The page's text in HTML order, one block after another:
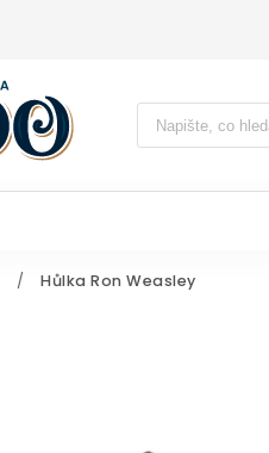
Vyhledávání
/ Hůlka Ron Weasley